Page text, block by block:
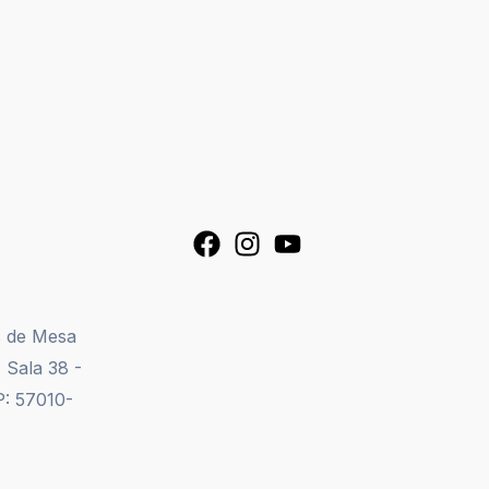
de Mesa
38 -
57010-